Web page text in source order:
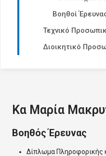
Βοηθοί
Τεχνικό
Διοικητικό
Κα Μαρία
Βοηθός Έρευνας
Δίπλωμα Πληροφορικής